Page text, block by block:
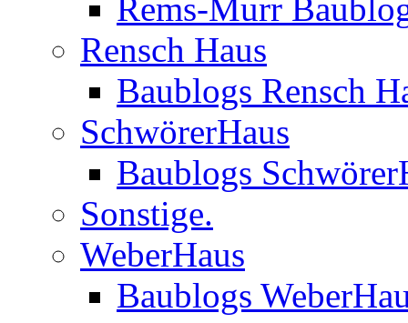
Rems-Murr
Rensch Haus
Baublogs Rensch
SchwörerHaus
Baublogs
Sonstige.
WeberHaus
Baublogs